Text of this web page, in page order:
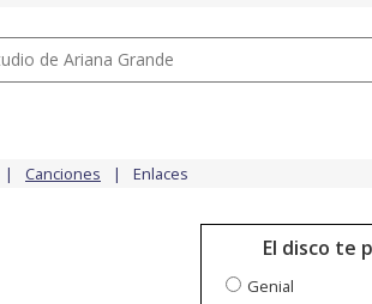
de Ariana Grande
Canciones Enlaces
El disco te
Genial